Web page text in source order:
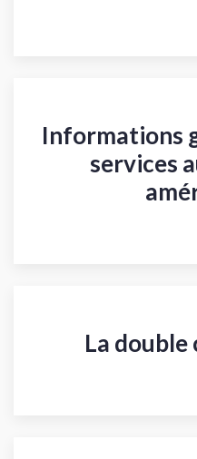
Informations
services
La